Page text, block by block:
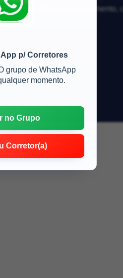
p/ Corretores
grupo de WhatsApp
momento.
no Grupo
Corretor(a)
imobiliário, financiamento,